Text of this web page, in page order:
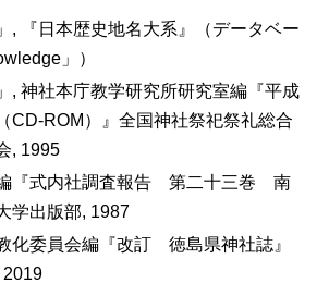
, 『日本歴史地名大系』（データベー
」）
, 神社本庁教学研究所研究室編『平成
CD-ROM）』全国神社祭祀祭礼総合
, 1995
『式内社調査報告 第二十三巻 南
学出版部, 1987
化委員会編『改訂 徳島県神社誌』
2019